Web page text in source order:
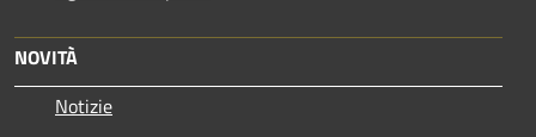
NOVITÀ
Notizie